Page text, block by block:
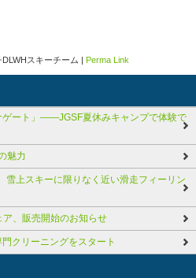
DLWHスキーチーム | Perma Link
ゲート」――JGSF夏休みキャンプで体験で
魅力
雪上スキーに限りなく近い滑走フィーリン
、販売開始のお知らせ
クリーニングをスタート